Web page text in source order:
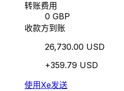
转账费用
0 GBP
收款方到账
26,730.00 USD
+359.79 USD
使用Xe发送